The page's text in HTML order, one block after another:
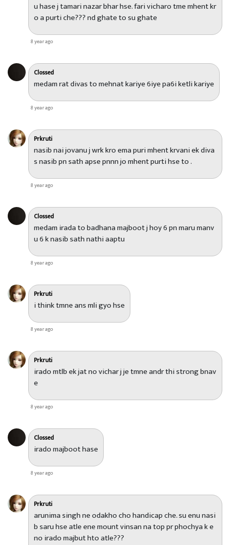
u hase j tamari nazar bhar hse. fari vicharo tme mhent kr
o a purti che??? nd ghate to su ghate
8 year ago
Clossed
medam rat divas to mehnat kariye 6iye pa6i ketli kariye
8 year ago
Prkruti
nasib nai jovanu j wrk kro ema puri mhent krvani ek diva
s nasib pn sath apse pnnn jo mhent purti hse to .
8 year ago
Clossed
medam irada to badhana majboot j hoy 6 pn maru manv
u 6 k nasib sath nathi aaptu
8 year ago
Prkruti
i think tmne ans mli gyo hse
8 year ago
Prkruti
irado mtlb ek jat no vichar j je tmne andr thi strong bnav
e
8 year ago
Clossed
irado majboot hase
8 year ago
Prkruti
arunima singh ne odakho cho handicap che. su enu nasi
b saru hse atle ene mount vinsan na top pr phochya k e
no irado majbut hto atle???